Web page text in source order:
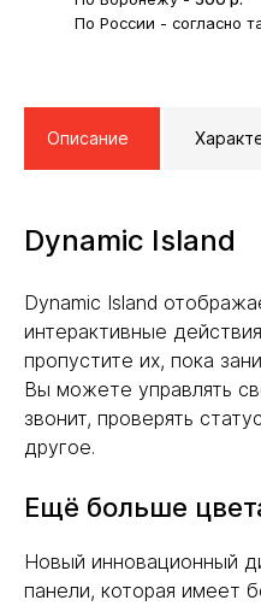
По России - согласно
Описание
Dynamic Island
Dynamic Island
интерактивные
пропустите их, пока
Вы можете управлять
звонит, проверять
другое.
Ещё больше
Новый инновационный
панели, которая имеет